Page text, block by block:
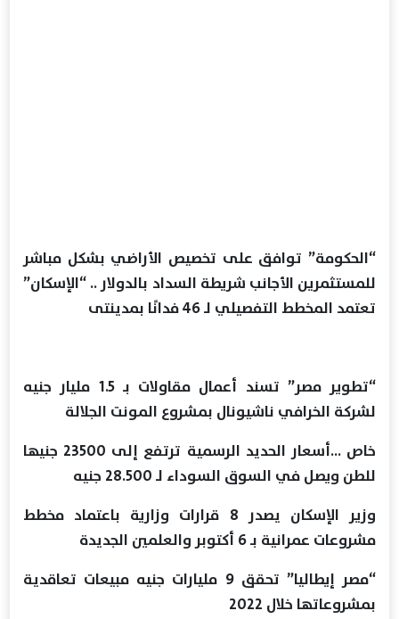
“الحكومة” توافق على تخصيص الأراضي بشكل مباشر
للمستثمرين الأجانب شريطة السداد بالدولار .. “الإسكان”
تعتمد المخطط التفصيلي لـ 46 فدانًا بمدينتى
“تطوير مصر” تسند أعمال مقاولات بـ 1.5 مليار جنيه
لشركة الخرافي ناشيونال بمشروع المونت الجلالة
خاص …أسعار الحديد الرسمية ترتفع إلى 23500 جنيها
للطن ويصل في السوق السوداء لـ 28.500 جنيه
وزير الإسكان يصدر 8 قرارات وزارية باعتماد مخطط
مشروعات عمرانية بـ 6 أكتوبر والعلمين الجديدة
“مصر إيطاليا” تحقق 9 مليارات جنيه مبيعات تعاقدية
بمشروعاتها خلال 2022